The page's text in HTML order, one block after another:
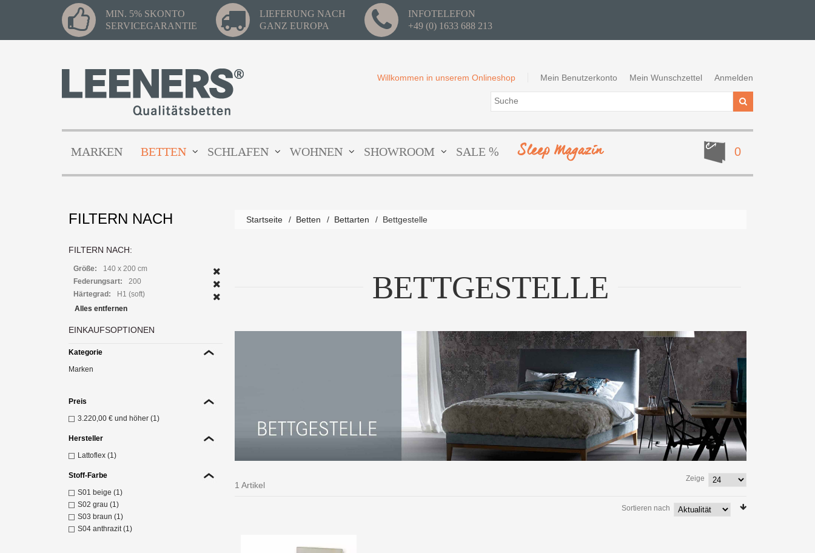
MIN. 5% SKONTO
SERVICEGARANTIE
LIEFERUNG NACH
GANZ EUROPA
INFOTELEFON
+49 (0) 1633 688 213
Mein Benutzerkonto Mein Wunschzettel Anmelden
Willkommen in unserem Onlineshop
0
MARKEN BETTEN SCHLAFEN WOHNEN SHOWROOM SALE % Sleep Magazin
Startseite / Betten / Bettarten / Bettgestelle
BETTGESTELLE
1 Artikel
Zeige
Sortieren nach
FILTERN NACH
FILTERN NACH:
Größe:
140 x 200 cm
Federungsart:
200
Härtegrad:
H1 (soft)
Alles entfernen
EINKAUFSOPTIONEN
Kategorie
Marken
Preis
3.220,00 € und höher (1)
Hersteller
Lattoflex (1)
Stoff-Farbe
S01 beige (1)
S02 grau (1)
S03 braun (1)
S04 anthrazit (1)